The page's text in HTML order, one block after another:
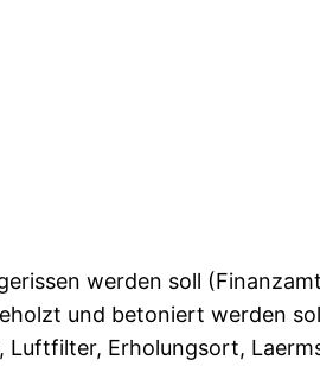
werden soll
und betoniert werden
Erholungsort,